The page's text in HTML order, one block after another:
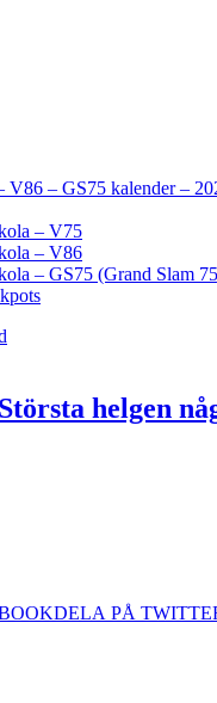
V86 – GS75 kalender –
– V75
– V86
– GS75 (Grand Slam
helgen
DELA PÅ